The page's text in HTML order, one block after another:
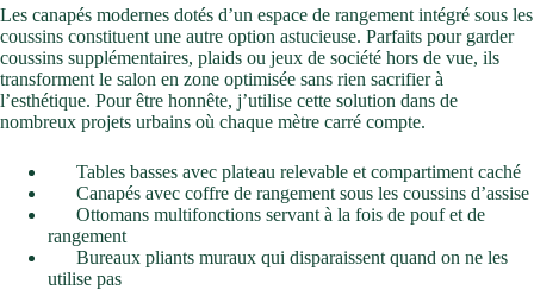
Les canapés modernes dotés d’un espace de rangement intégré sous les
coussins constituent une autre option astucieuse. Parfaits pour garder
coussins supplémentaires, plaids ou jeux de société hors de vue, ils
transforment le salon en zone optimisée sans rien sacrifier à
l’esthétique. Pour être honnête, j’utilise cette solution dans de
nombreux projets urbains où chaque mètre carré compte.
Tables basses avec plateau relevable et compartiment caché
Canapés avec coffre de rangement sous les coussins d’assise
Ottomans multifonctions servant à la fois de pouf et de
rangement
Bureaux pliants muraux qui disparaissent quand on ne les
utilise pas